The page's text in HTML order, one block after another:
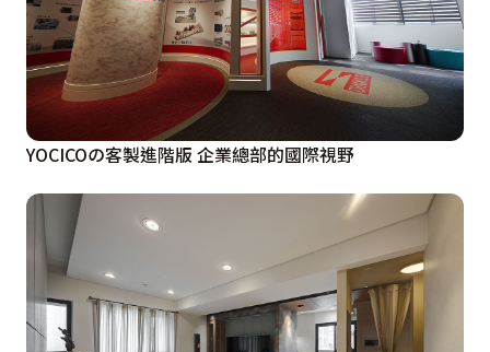
YOCICOの客製進階版 企業總部的國際視野